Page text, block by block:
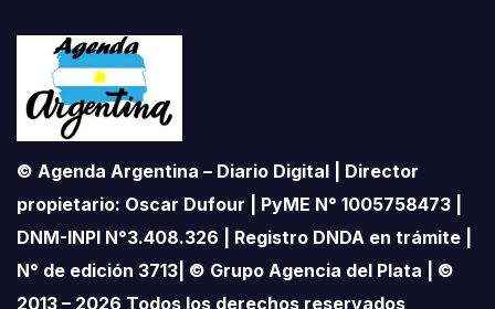
© Agenda Argentina – Diario Digital | Director
propietario: Oscar Dufour | PyME N° 1005758473 |
DNM-INPI N°3.408.326 | Registro DNDA en trámite |
N° de edición 3713| © Grupo Agencia del Plata | ©
2013 – 2026 Todos los derechos reservados